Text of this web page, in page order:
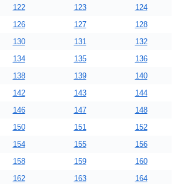
122 123
124
126 127
128
130 131
132
134 135
136
138 139
140
142 143
144
146 147
148
150 151
152
154 155
156
158 159
160
162 163
164